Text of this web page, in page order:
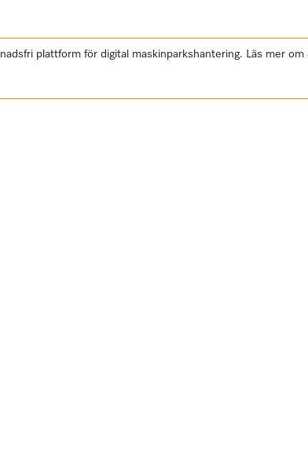
plattform för digital maskinparkshantering. Läs mer om